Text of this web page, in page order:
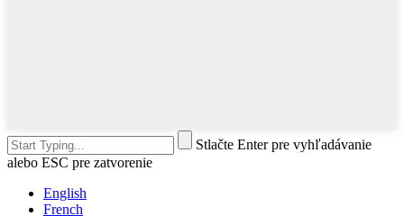
Stlačte Enter pre vyhľadávanie
alebo ESC pre zatvorenie
English
French